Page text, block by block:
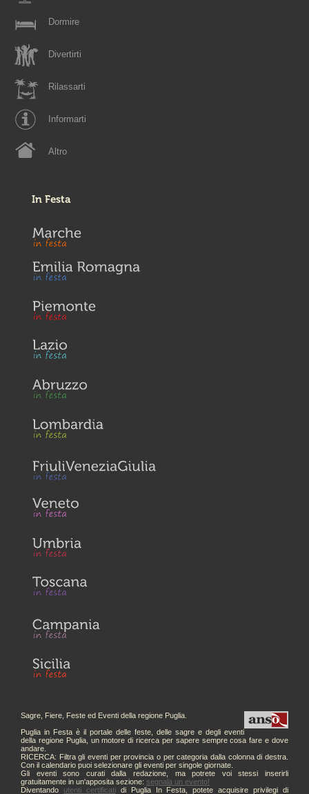
Dormire
Divertirti
Rilassarti
Informarti
Altro
In Festa
Sagre, Fiere, Feste ed Eventi della regione Puglia.
Puglia in Festa è il portale delle feste, delle sagre e degli eventi
della regione Puglia, un motore di ricerca per sapere sempre cosa fare e dove
andare.
RICERCA: Filtra gli eventi per provincia o per categoria dalla colonna di destra.
Con il calendario puoi selezionare gli eventi per singole giornate.
Gli eventi sono curati dalla redazione, ma potrete voi stessi inserirli
gratuitamente in un'apposita sezione: segnala un evento!
Diventando utenti certificatidi Puglia In Festa, potete acquisire privilegi di